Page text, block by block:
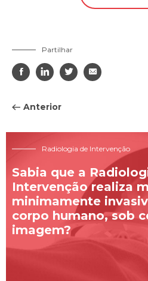
Partilhar
   
Anterior
Radiologia de Intervenção
Sabia que a
Intervenção realiza
minimamente
corpo humano, sob
imagem?